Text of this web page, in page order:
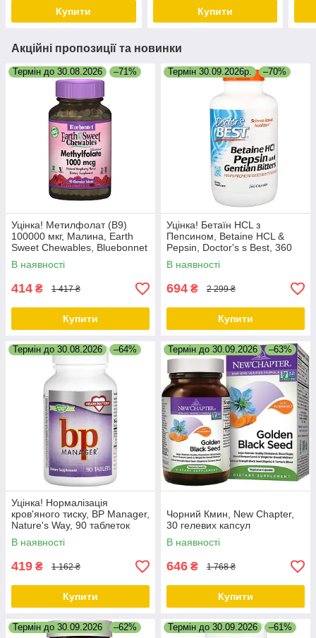
Купити Купити
Акційні пропозиції та новинки
Термін до 30.08.2026 –71%
Уцінка! Метилфолат (B9)
100000 мкг, Малина, Earth
Sweet Chewables, Bluebonnet
Nutrition, 90 жувальних
таблеток
В наявності
414 ₴ 1 417 ₴
Купити
Термін 30.09.2026р. –70%
Уцінка! Бетаїн HCL з
Пепсином, Betaine HCL &
Pepsin, Doctor's s Best, 360
капсул
В наявності
694 ₴ 2 299 ₴
Купити
Термін до 30.08.2026 –64%
Уцінка! Нормалізація
кров'яного тиску, BP Manager,
Nature's Way, 90 таблеток
В наявності
419 ₴ 1 162 ₴
Купити
Термін до 30.09.2026 –63%
Чорний Кмин, New Chapter,
30 гелевих капсул
В наявності
646 ₴ 1 768 ₴
Купити
Термін до 30.09.2026 –62% Термін до 30.09.2026 –61%